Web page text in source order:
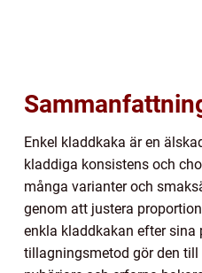
Enkel kladdkaka är en
kladdiga konsistens och
många varianter och
genom att justera
enkla kladdkakan efter sina
tillagningsmetod gör den